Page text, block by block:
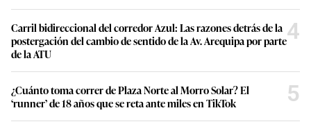
Carril bidireccional del corredor Azul: Las razones detrás de la
postergación del cambio de sentido de la Av. Arequipa por parte
de la ATU
4
¿Cuánto toma correr de Plaza Norte al Morro Solar? El
‘runner’ de 18 años que se reta ante miles en TikTok
5